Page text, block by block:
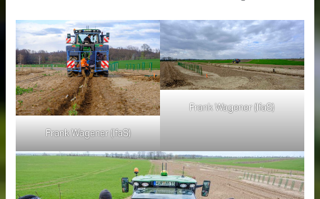
Frank Wagener (IfaS)
Frank Wagener (IfaS)